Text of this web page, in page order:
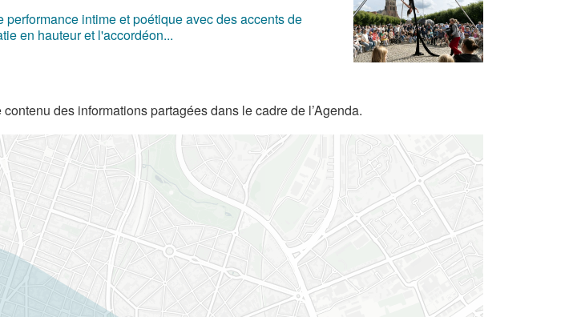
performance intime et poétique avec des accents de
en hauteur et l'accordéon...
des informations partagées dans le cadre de l’Agenda.